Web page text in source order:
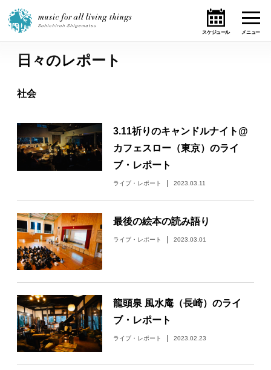
ホーム
テーマ
ライブ・スケジュール
作品
オンライン・ショップ
ギャラリー
日々のレポート
Specials
日々のレポート
社会
3.11祈りのキャンドルナイト@
カフェスロー（東京）のライ
ブ・レポート
ライブ・レポート 2023.03.11
最後の絵本の読み語り
ライブ・レポート 2023.03.01
龍頭泉 風水庵（長崎）のライ
ブ・レポート
ライブ・レポート 2023.02.23